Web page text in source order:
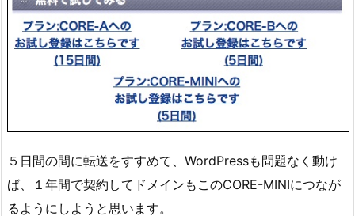
５日間の間に転送をすすめて、WordPressも問題なく動け
ば、１年間で契約してドメインもこのCORE-MINIにつなが
るようにしようと思います。